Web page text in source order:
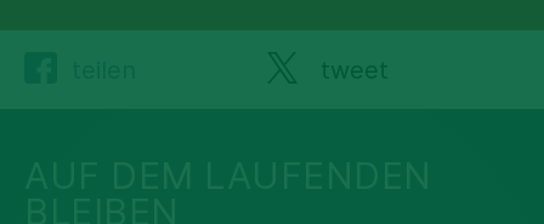
tweet